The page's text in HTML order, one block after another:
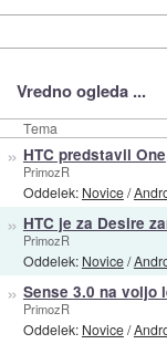
Vredno ogleda ...
Tema
» HTC predstavil One
PrimozR
Oddelek: Novice/
» HTC je za Desire
PrimozR
Oddelek: Novice/
» Sense 3.0 na voljo
PrimozR
Oddelek: Novice/